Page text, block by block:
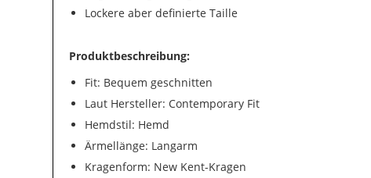
Lockere aber definierte Taille
Produktbeschreibung:
Fit: Bequem geschnitten
Laut Hersteller: Contemporary Fit
Hemdstil: Hemd
Ärmellänge: Langarm
Kragenform: New Kent-Kragen